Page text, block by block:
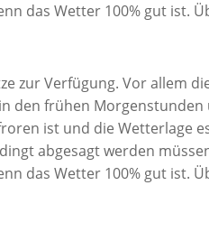
das Wetter 100% gut ist.
zur Verfügung. Vor allem
den frühen
ist und die Wetterlage
abgesagt werden
das Wetter 100% gut ist.